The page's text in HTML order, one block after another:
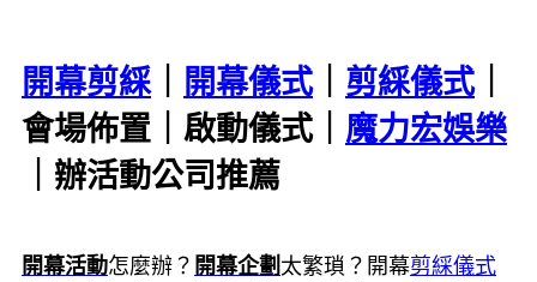
開幕剪綵｜ 開幕儀式｜ 剪綵儀式｜
會場佈置｜啟動儀式｜ 魔力宏娛樂
｜辦活動公司推薦
開幕活動怎麼辦？ 開幕企劃 太繁瑣？開幕剪綵儀式